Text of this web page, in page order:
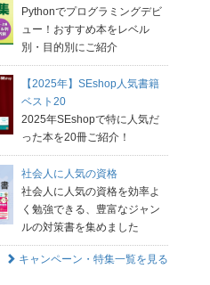
Pythonでプログラミングデビ
ュー！おすすめ本をレベル
別・目的別にご紹介
【2025年】SEshop人気書籍
ベスト20
2025年SEshopで特に人気だ
った本を20冊ご紹介！
社会人に人気の資格
社会人に人気の資格を効率よ
く勉強できる、豊富なジャン
ルの対策書を集めました
キャンペーン・特集一覧を見る